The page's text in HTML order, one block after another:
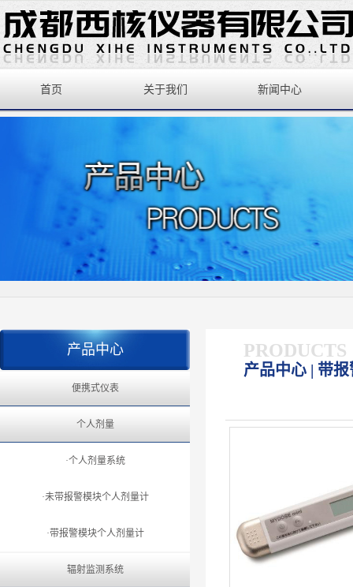
首页 关于我们 新闻中心
产品中心
便携式仪表
个人剂量
·个人剂量系统
·未带报警模块个人剂量计
·带报警模块个人剂量计
辐射监测系统
PRODUCTS
产品中心 | 带